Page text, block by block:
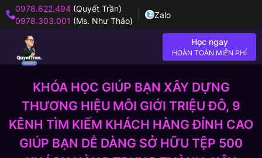
0978.622.494 (Quyết Trần)
0978.303.001 (Ms. Như Thảo)
Zalo
Học ngay
HOÀN TOÀN MIỄN PHÍ
KHÓA HỌC GIÚP BẠN XÂY DỰNG
THƯƠNG HIỆU MÔI GIỚI TRIỆU ĐÔ, 9
KÊNH TÌM KIẾM KHÁCH HÀNG ĐỈNH CAO
GIÚP BẠN DỄ DÀNG SỞ HỮU TỆP 500